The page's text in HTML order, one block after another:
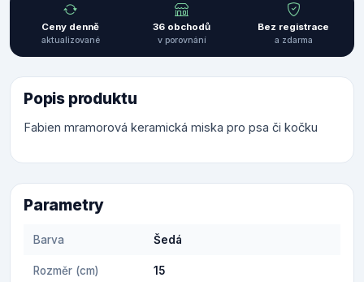
Ceny denně
aktualizované
36 obchodů
v porovnání
Bez registrace
a zdarma
Popis produktu
Fabien mramorová keramická miska pro psa či kočku
Parametry
Barva Šedá
Rozměr (cm) 15